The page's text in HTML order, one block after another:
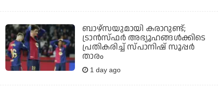
ബാഴ്‌സയുമായി കരാറുണ്ട്;
ട്രാന്‍സ്ഫര്‍ അഭ്യൂഹങ്ങള്‍ക്കിടെ
പ്രതികരിച്ച് സ്പാനിഷ് സൂപ്പര്‍
താരം
1 day ago